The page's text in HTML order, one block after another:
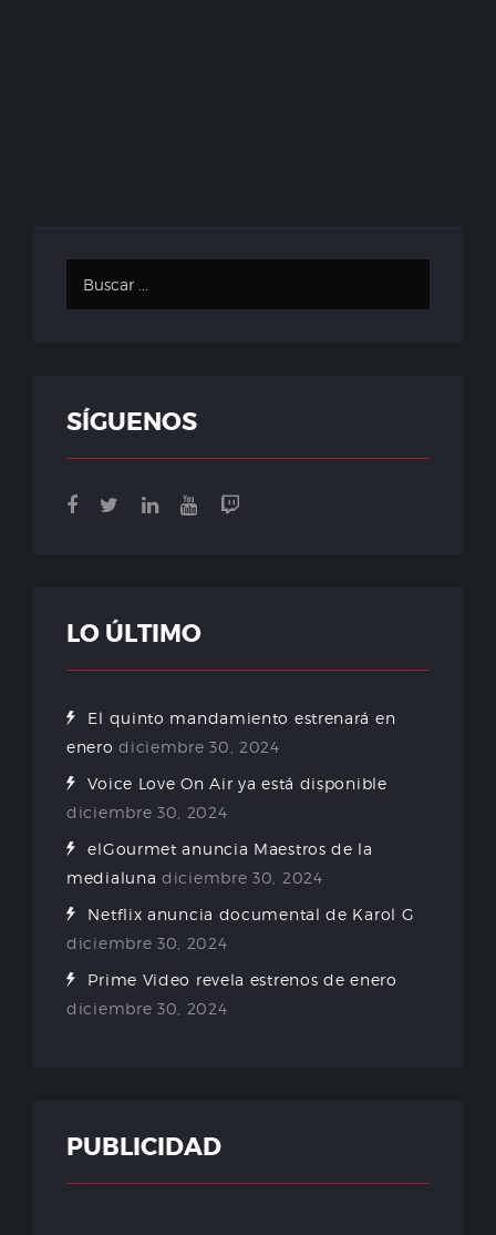
SÍGUENOS
LO ÚLTIMO
El quinto mandamiento estrenará en
enero diciembre 30, 2024
Voice Love On Air ya está disponible
diciembre 30, 2024
elGourmet anuncia Maestros de la
medialuna diciembre 30, 2024
Netflix anuncia documental de Karol G
diciembre 30, 2024
Prime Video revela estrenos de enero
diciembre 30, 2024
PUBLICIDAD